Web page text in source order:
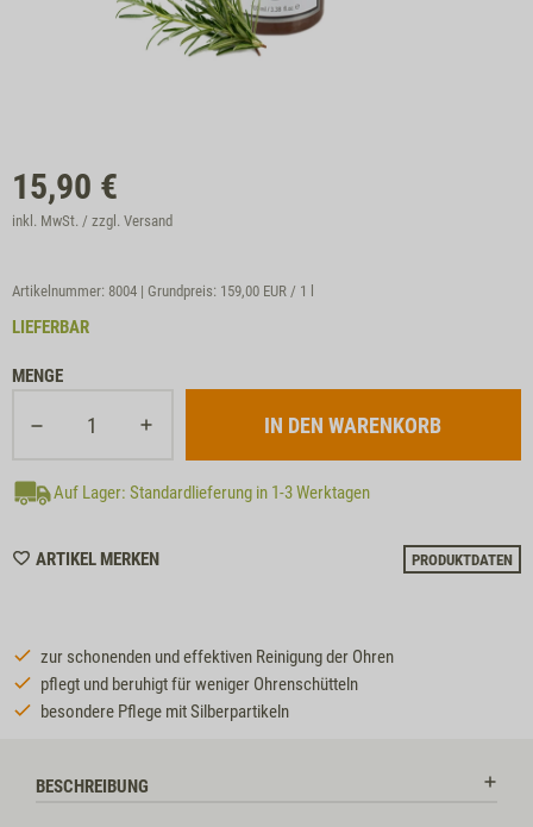
15,90 €
inkl. MwSt. / zzgl. Versand
Artikelnummer: 8004 | Grundpreis: 159,00 EUR / 1 l
LIEFERBAR
MENGE
Auf Lager: Standardlieferung in 1-3 Werktagen
ARTIKEL MERKENWISHLIST
PRODUKTDATEN
zur schonenden und effektiven Reinigung der Ohren
pflegt und beruhigt für weniger Ohrenschütteln
besondere Pflege mit Silberpartikeln
BESCHREIBUNG